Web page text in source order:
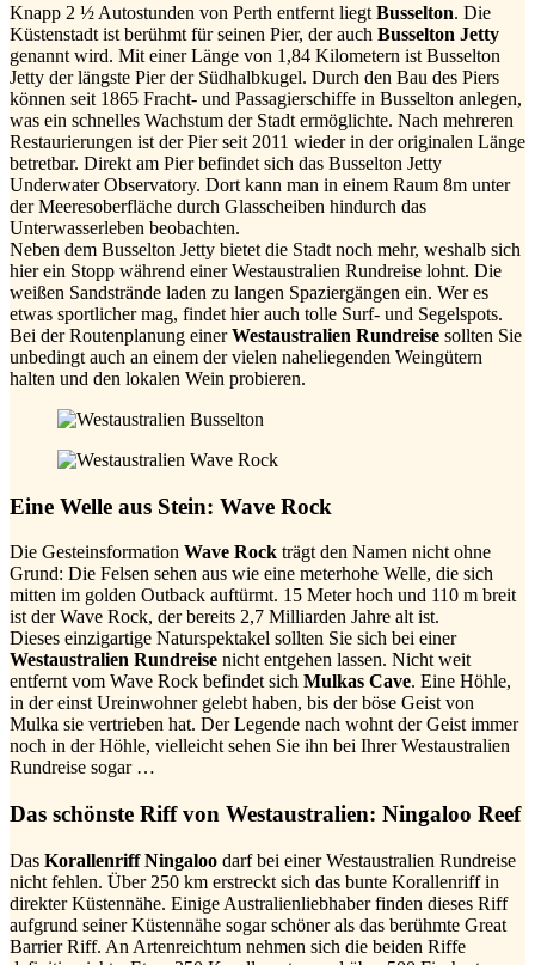
Knapp 2 ½ Autostunden von Perth entfernt liegt Busselton. Die
Küstenstadt ist berühmt für seinen Pier, der auch Busselton Jetty
genannt wird. Mit einer Länge von 1,84 Kilometern ist Busselton
Jetty der längste Pier der Südhalbkugel. Durch den Bau des Piers
können seit 1865 Fracht- und Passagierschiffe in Busselton anlegen,
was ein schnelles Wachstum der Stadt ermöglichte. Nach mehreren
Restaurierungen ist der Pier seit 2011 wieder in der originalen Länge
betretbar. Direkt am Pier befindet sich das Busselton Jetty
Underwater Observatory. Dort kann man in einem Raum 8m unter
der Meeresoberfläche durch Glasscheiben hindurch das
Unterwasserleben beobachten.
Neben dem Busselton Jetty bietet die Stadt noch mehr, weshalb sich
hier ein Stopp während einer Westaustralien Rundreise lohnt. Die
weißen Sandstrände laden zu langen Spaziergängen ein. Wer es
etwas sportlicher mag, findet hier auch tolle Surf- und Segelspots.
Bei der Routenplanung einerWestaustralien Rundreise sollten Sie
unbedingt auch an einem der vielen naheliegenden Weingütern
halten und den lokalen Wein probieren.
Eine Welle aus Stein: Wave Rock
Die Gesteinsformation Wave Rock trägt den Namen nicht ohne
Grund: Die Felsen sehen aus wie eine meterhohe Welle, die sich
mitten im golden Outback auftürmt. 15 Meter hoch und 110 m breit
ist der Wave Rock, der bereits 2,7 Milliarden Jahre alt ist.
Dieses einzigartige Naturspektakel sollten Sie sich bei einer
Westaustralien Rundreise nicht entgehen lassen. Nicht weit
entfernt vom Wave Rock befindet sich Mulkas Cave. Eine Höhle,
in der einst Ureinwohner gelebt haben, bis der böse Geist von
Mulka sie vertrieben hat. Der Legende nach wohnt der Geist immer
noch in der Höhle, vielleicht sehen Sie ihn bei Ihrer Westaustralien
Rundreise sogar …
Das schönste Riff von Westaustralien: Ningaloo Reef
Das Korallenriff Ningaloo darf bei einer Westaustralien Rundreise
nicht fehlen. Über 250 km erstreckt sich das bunte Korallenriff in
direkter Küstennähe. Einige Australienliebhaber finden dieses Riff
aufgrund seiner Küstennähe sogar schöner als das berühmte Great
Barrier Riff. An Artenreichtum nehmen sich die beiden Riffe